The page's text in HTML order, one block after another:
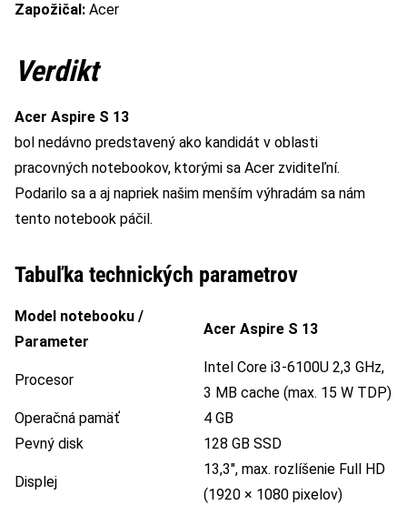
Zapožičal: Acer
Verdikt
Acer Aspire S 13
bol nedávno predstavený ako kandidát v oblasti
pracovných notebookov, ktorými sa Acer zviditeľní.
Podarilo sa a aj napriek našim menším výhradám sa nám
tento notebook páčil.
Tabuľka technických parametrov
Model notebooku /
Parameter
Acer Aspire S 13
Procesor
Intel Core i3-6100U 2,3 GHz,
3 MB cache (max. 15 W TDP)
Operačná pamäť
4 GB
Pevný disk
128 GB SSD
Displej
13,3″, max. rozlíšenie Full HD
(1920 × 1080 pixelov)